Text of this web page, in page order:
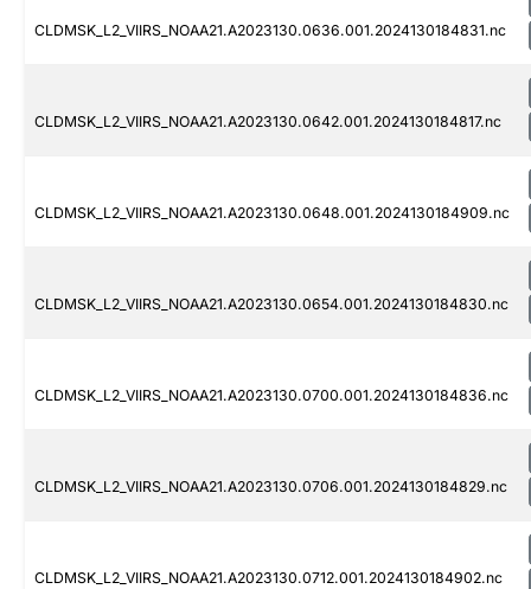
CLDMSK_L2_VIIRS_NOAA21.A2023130.0636.001.2024130184831.nc
CLDMSK_L2_VIIRS_NOAA21.A2023130.0642.001.2024130184817.nc
CLDMSK_L2_VIIRS_NOAA21.A2023130.0648.001.2024130184909.nc
CLDMSK_L2_VIIRS_NOAA21.A2023130.0654.001.2024130184830.nc
CLDMSK_L2_VIIRS_NOAA21.A2023130.0700.001.2024130184836.nc
CLDMSK_L2_VIIRS_NOAA21.A2023130.0706.001.2024130184829.nc
CLDMSK_L2_VIIRS_NOAA21.A2023130.0712.001.2024130184902.nc